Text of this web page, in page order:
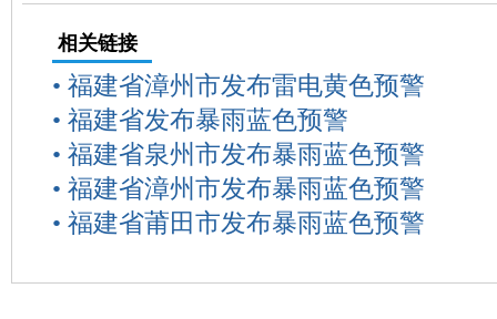
相关链接
• 福建省漳州市发布雷电黄色预警
• 福建省发布暴雨蓝色预警
• 福建省泉州市发布暴雨蓝色预警
• 福建省漳州市发布暴雨蓝色预警
• 福建省莆田市发布暴雨蓝色预警